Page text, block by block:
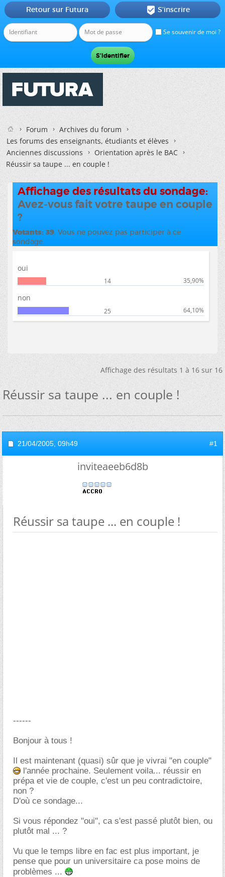
Se souvenir de moi ?
Retour sur Futura  S'inscrire
Forum
Archives du forum
Les forums des enseignants, étudiants et élèves
Anciennes discussions
Orientation après le BAC
Réussir sa taupe ... en couple !
Affichage des résultats du sondage:
Avez-vous fait votre taupe en couple
?
Votants 39. Vous ne pouvez pas participer à ce
sondage.
oui
14 35,90%
non
25 64,10%
Affichage des résultats 1 à 16 sur 16
Réussir sa taupe ... en couple !
21/04/2005, 09h49 #1
inviteaeeb6d8b
Réussir sa taupe ... en couple !
------
Bonjour à tous !
Il est maintenant (quasi) sûr que je vivrai "en couple"
l'année prochaine. Seulement voila... réussir en
prépa et vie de couple, c'est un peu contradictoire,
non ?
D'où ce sondage...
Si vous répondez "oui", ca s'est passé plutôt bien, ou
plutôt mal ... ?
Vu que le temps libre en fac est plus important, je
pense que pour un universitaire ca pose moins de
problèmes ...